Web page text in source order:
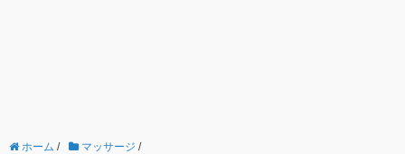
ホーム / マッサージ /